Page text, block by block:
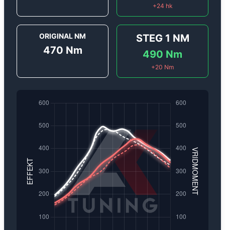
+24 hk
ORIGINAL NM
470 Nm
STEG 1 NM
490 Nm
+20 Nm